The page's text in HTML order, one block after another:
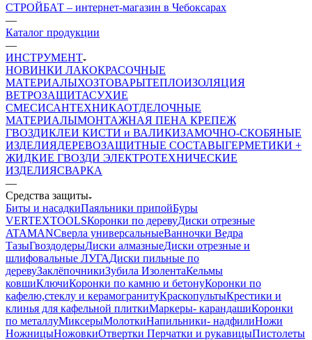
СТРОЙБАТ – интернет-магазин в Чебоксарах
—
Каталог продукции
—
ИНСТРУМЕНТ
НОВИНКИ ЛАКОКРАСОЧНЫЕ
МАТЕРИАЛЫХОЗТОВАРЫТЕПЛОИЗОЛЯЦИЯ
ВЕТРОЗАЩИТАСУХИЕ
СМЕСИСАНТЕХНИКАОТДЕЛОЧНЫЕ
МАТЕРИАЛЫМОНТАЖНАЯ ПЕНА КРЕПЕЖ
ГВОЗДИКЛЕИ КИСТИ и ВАЛИКИЗАМОЧНО-СКОБЯНЫЕ
ИЗДЕЛИЯДЕРЕВОЗАЩИТНЫЕ СОСТАВЫГЕРМЕТИКИ +
ЖИДКИЕ ГВОЗДИ ЭЛЕКТРОТЕХНИЧЕСКИЕ
ИЗДЕЛИЯСВАРКА
—
Средства защиты
Биты и насадкиПаяльники припойБуры
VERTEXTOOLSКоронки по деревуДиски отрезные
ATAMANСверла универсальныеВанночки Ведра
ТазыГвоздодерыДиски алмазныеДиски отрезные и
шлифовальные ЛУГАДиски пильные по
деревуЗаклёпочникиЗубила ИзолентаКельмы
ковшиКлючиКоронки по камню и бетонуКоронки по
кафелю,стеклу и керамогранитуКраскопультыКрестики и
клинья для кафельной плиткиМаркеры- карандашиКоронки
по металлуМиксерыМолоткиНапильники- надфилиНожи
НожницыНожовкиОтвертки Перчатки и рукавицыПистолеты